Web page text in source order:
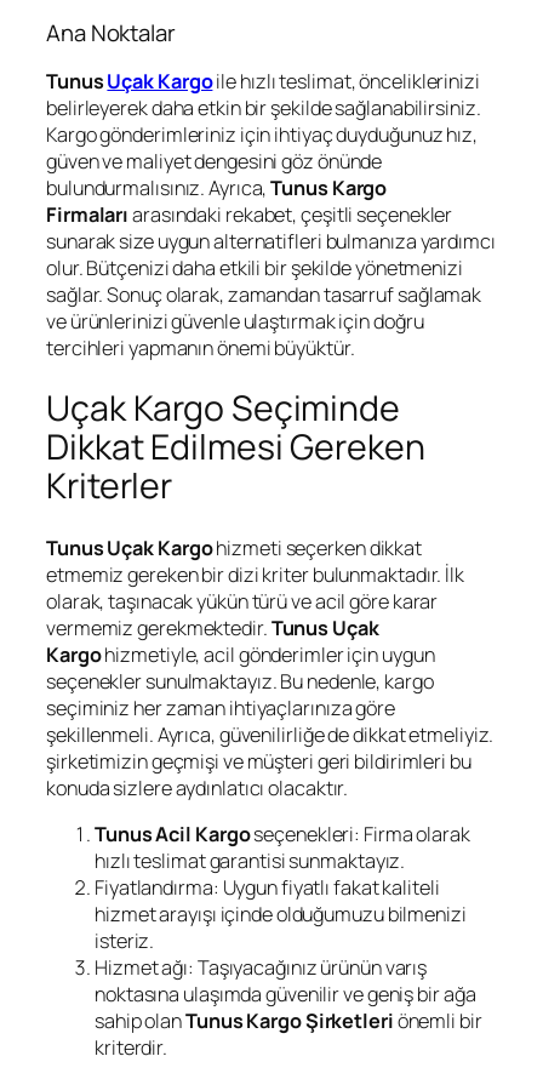
Ana Noktalar
TunusUçak Kargoile hızlı teslimat, önceliklerinizi
belirleyerek daha etkin bir şekilde sağlanabilirsiniz.
Kargo gönderimleriniz için ihtiyaç duyduğunuz hız,
güven ve maliyet dengesini göz önünde
bulundurmalısınız. Ayrıca,Tunus Kargo
Firmalarıarasındaki rekabet, çeşitli seçenekler
sunarak size uygun alternatifleri bulmanıza yardımcı
olur. Bütçenizi daha etkili bir şekilde yönetmenizi
sağlar. Sonuç olarak, zamandan tasarruf sağlamak
ve ürünlerinizi güvenle ulaştırmak için doğru
tercihleri yapmanın önemi büyüktür.
Uçak Kargo Seçiminde
Dikkat Edilmesi Gereken
Kriterler
Tunus Uçak Kargohizmeti seçerken dikkat
etmemiz gereken bir dizi kriter bulunmaktadır. İlk
olarak, taşınacak yükün türü ve acil göre karar
vermemiz gerekmektedir.Tunus Uçak
Kargohizmetiyle, acil gönderimler için uygun
seçenekler sunulmaktayız. Bu nedenle, kargo
seçiminiz her zaman ihtiyaçlarınıza göre
şekillenmeli. Ayrıca, güvenilirliğe de dikkat etmeliyiz.
şirketimizin geçmişi ve müşteri geri bildirimleri bu
konuda sizlere aydınlatıcı olacaktır.
Tunus Acil Kargoseçenekleri: Firma olarak
hızlı teslimat garantisi sunmaktayız.
Fiyatlandırma: Uygun fiyatlı fakat kaliteli
hizmet arayışı içinde olduğumuzu bilmenizi
isteriz.
Hizmet ağı: Taşıyacağınız ürünün varış
noktasına ulaşımda güvenilir ve geniş bir ağa
sahip olanTunus Kargo Şirketleriönemli bir
kriterdir.